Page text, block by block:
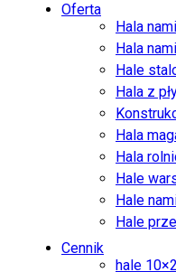
Oferta
Hala
Hala
Hale
Hala z
Hala
Hala
Hale
Hale
Hale
Cennik
hale